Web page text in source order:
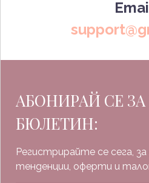
АБОНИРАЙ СЕ
БЮЛЕТИН:
Регистрирайте се сега,
тенденции, оферти и